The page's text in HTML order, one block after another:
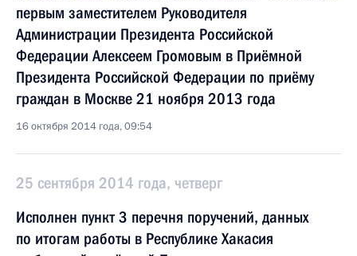
первым заместителем Руководителя
Администрации Президента Российской
Федерации Алексеем Громовым в Приёмной
Президента Российской Федерации по приёму
граждан в Москве 21 ноября 2013 года
16 октября 2014 года, 09:54
25 сентября 2014 года, четверг
Исполнен пункт 3 перечня поручений, данных
по итогам работы в Республике Хакасия